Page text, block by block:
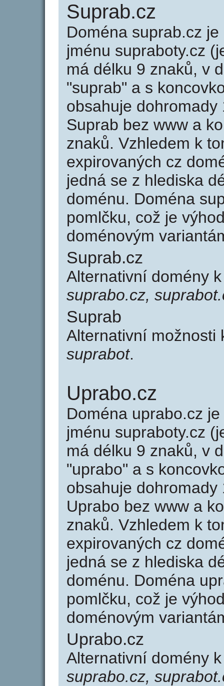
Suprab.cz
Doména suprab.cz
jménu supraboty.cz
má délku 9 znaků, v
"suprab" a s
obsahuje
Suprab bez www a
znaků. Vzhledem k
expirovaných cz
jedná se z hlediska
doménu. Doména
pomlčku, což je
doménovým
Suprab.cz
Alternativní domény
suprabo.cz,
Suprab
Alternativní
suprabot.
Uprabo.cz
Doména uprabo.cz
jménu supraboty.cz
má délku 9 znaků, v
"uprabo" a s
obsahuje
Uprabo bez www a
znaků. Vzhledem k
expirovaných cz
jedná se z hlediska
doménu. Doména
pomlčku, což je
doménovým
Uprabo.cz
Alternativní domény
suprabo.cz,